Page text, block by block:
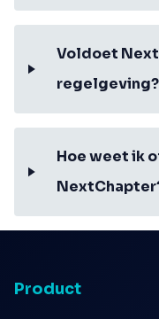
Voldoet
regelgeving?
Hoe weet ik
Product